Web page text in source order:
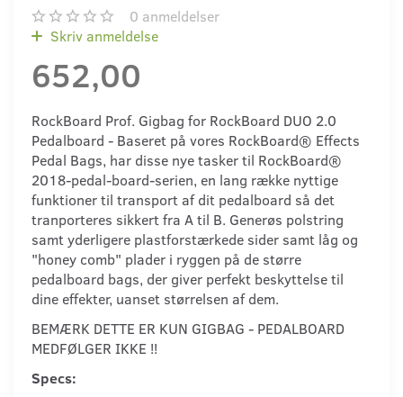
0 anmeldelser
Skriv anmeldelse
652,00
RockBoard Prof. Gigbag for RockBoard DUO 2.0
Pedalboard - Baseret på vores RockBoard® Effects
Pedal Bags, har disse nye tasker til RockBoard®
2018-pedal-board-serien, en lang række nyttige
funktioner til transport af dit pedalboard så det
tranporteres sikkert fra A til B. Generøs polstring
samt yderligere plastforstærkede sider samt låg og
"honey comb" plader i ryggen på de større
pedalboard bags, der giver perfekt beskyttelse til
dine effekter, uanset størrelsen af dem.
BEMÆRK DETTE ER KUN GIGBAG - PEDALBOARD
MEDFØLGER IKKE !!
Specs: